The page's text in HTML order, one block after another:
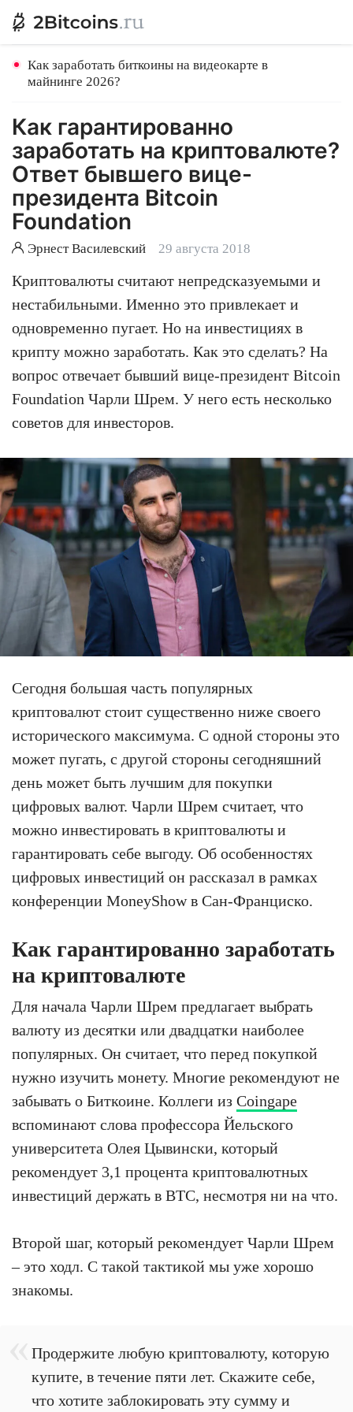
Как заработать биткоины на видеокарте в
майнинге 2026?
Как гарантированно
заработать на криптовалюте?
Ответ бывшего вице-
президента Bitcoin
Foundation
Эрнест Василевский 29 августа 2018
Криптовалюты считают непредсказуемыми и
нестабильными. Именно это привлекает и
одновременно пугает. Но на инвестициях в
крипту можно заработать. Как это сделать? На
вопрос отвечает бывший вице-президент Bitcoin
Foundation Чарли Шрем. У него есть несколько
советов для инвесторов.
Сегодня большая часть популярных
криптовалют стоит существенно ниже своего
исторического максимума. С одной стороны это
может пугать, с другой стороны сегодняшний
день может быть лучшим для покупки
цифровых валют. Чарли Шрем считает, что
можно инвестировать в криптовалюты и
гарантировать себе выгоду. Об особенностях
цифровых инвестиций он рассказал в рамках
конференции MoneyShow в Сан-Франциско.
Как гарантированно заработать
на криптовалюте
Для начала Чарли Шрем предлагает выбрать
валюту из десятки или двадцатки наиболее
популярных. Он считает, что перед покупкой
нужно изучить монету. Многие рекомендуют не
забывать о Биткоине. Коллеги из Coingape
вспоминают слова профессора Йельского
университета Олея Цывински, который
рекомендует 3,1 процента криптовалютных
инвестиций держать в ВТС, несмотря ни на что.
Второй шаг, который рекомендует Чарли Шрем
– это ходл. С такой тактикой мы уже хорошо
знакомы.
Продержите любую криптовалюту, которую
купите, в течение пяти лет. Скажите себе,
что хотите заблокировать эту сумму и